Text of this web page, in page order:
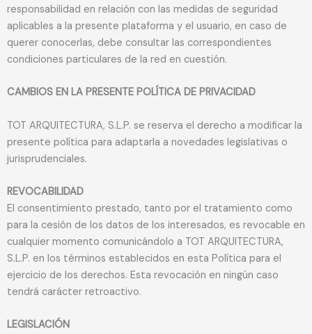
responsabilidad en relación con las medidas de seguridad
aplicables a la presente plataforma y el usuario, en caso de
querer conocerlas, debe consultar las correspondientes
condiciones particulares de la red en cuestión.
CAMBIOS EN LA PRESENTE POLÍTICA DE PRIVACIDAD
TOT ARQUITECTURA, S.L.P. se reserva el derecho a modificar la
presente política para adaptarla a novedades legislativas o
jurisprudenciales.
REVOCABILIDAD
El consentimiento prestado, tanto por el tratamiento como
para la cesión de los datos de los interesados, es revocable en
cualquier momento comunicándolo a TOT ARQUITECTURA,
S.L.P. en los términos establecidos en esta Política para el
ejercicio de los derechos. Esta revocación en ningún caso
tendrá carácter retroactivo.
LEGISLACIÓN